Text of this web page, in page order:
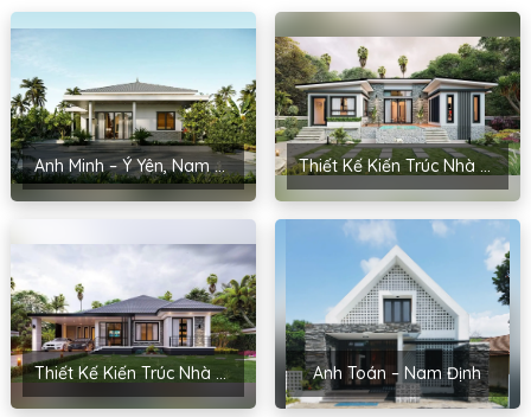
Anh Minh – Ý Yên, Nam Định Thiết Kế Kiến Trúc Nhà Cấp 4 Anh Kiểm – Yên Phong, Bắc Ninh
Thiết Kế Kiến Trúc Nhà Sân Vườn Của Chị Hoài – Thanh Miện, Hải Dương Anh Toán – Nam Định